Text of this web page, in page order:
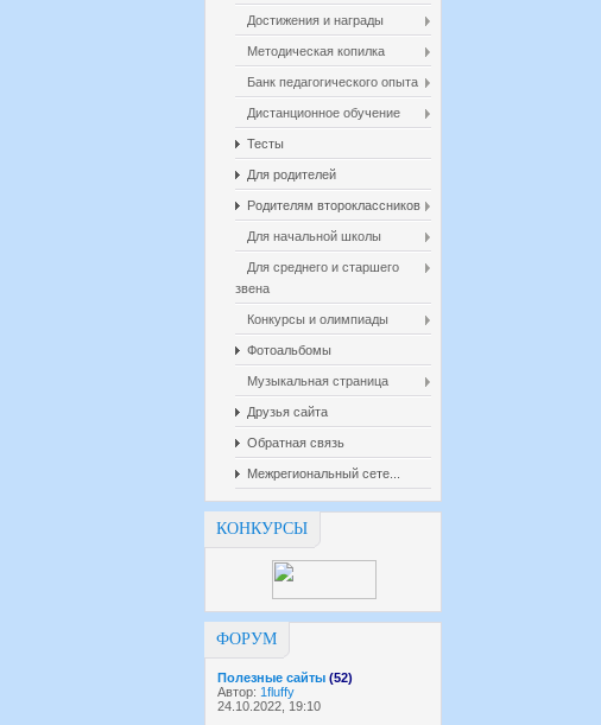
Достижения и награды
Методическая копилка
Банк педагогического опыта
Дистанционное обучение
Тесты
Для родителей
Родителям второклассников
Для начальной школы
Для среднего и старшего
звена
Конкурсы и олимпиады
Фотоальбомы
Музыкальная страница
Друзья сайта
Обратная связь
Межрегиональный сете...
КОНКУРСЫ
ФОРУМ
Полезные сайты (52)
Автор: 1fluffy
24.10.2022, 19:10